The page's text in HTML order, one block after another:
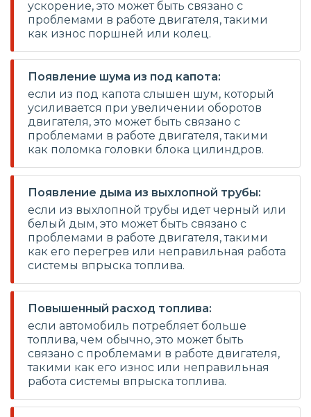
ускорение, это может быть связано с
проблемами в работе двигателя, такими
как износ поршней или колец.
Появление шума из под капота:
если из под капота слышен шум, который
усиливается при увеличении оборотов
двигателя, это может быть связано с
проблемами в работе двигателя, такими
как поломка головки блока цилиндров.
Появление дыма из выхлопной трубы:
если из выхлопной трубы идет черный или
белый дым, это может быть связано с
проблемами в работе двигателя, такими
как его перегрев или неправильная работа
системы впрыска топлива.
Повышенный расход топлива:
если автомобиль потребляет больше
топлива, чем обычно, это может быть
связано с проблемами в работе двигателя,
такими как его износ или неправильная
работа системы впрыска топлива.